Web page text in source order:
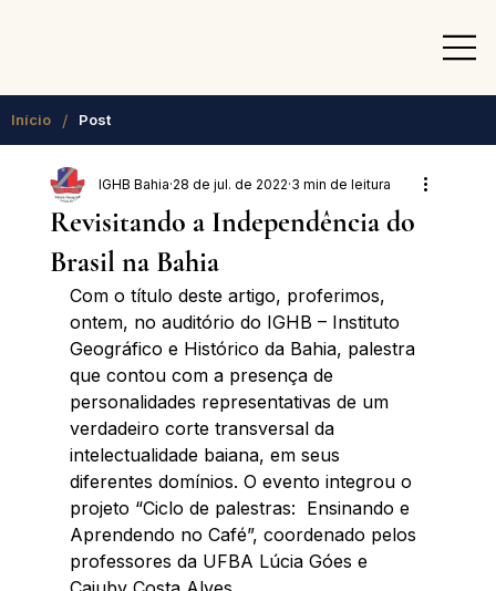
Início / Post
Revisitando a Independência do
Brasil na Bahia
IGHB Bahia 28 de jul. de 2022 3 min de leitura
Com o título deste artigo, proferimos,
ontem, no auditório do IGHB – Instituto
Geográfico e Histórico da Bahia, palestra
que contou com a presença de
personalidades representativas de um
verdadeiro corte transversal da
intelectualidade baiana, em seus
diferentes domínios. O evento integrou o
projeto “Ciclo de palestras:  Ensinando e
Aprendendo no Café”, coordenado pelos
professores da UFBA Lúcia Góes e